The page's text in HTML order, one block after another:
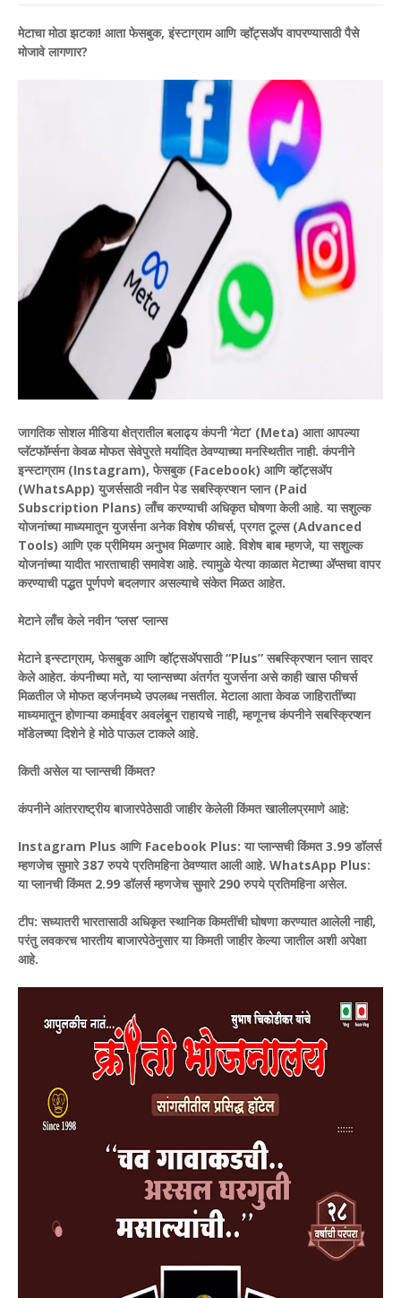
मेटाचा मोठा झटका! आता फेसबुक, इंस्टाग्राम आणि व्हॉट्सॲप वापरण्यासाठी पैसे
मोजावे लागणार?
जागतिक सोशल मीडिया क्षेत्रातील बलाढ्य कंपनी ‘मेटा’ (Meta) आता आपल्या
प्लॅटफॉर्म्सना केवळ मोफत सेवेपुरते मर्यादित ठेवण्याच्या मनस्थितीत नाही. कंपनीने
इन्स्टाग्राम (Instagram), फेसबुक (Facebook) आणि व्हॉट्सॲप
(WhatsApp) युजर्ससाठी नवीन पेड सबस्क्रिप्शन प्लान (Paid
Subscription Plans) लाँच करण्याची अधिकृत घोषणा केली आहे. या सशुल्क
योजनांच्या माध्यमातून युजर्सना अनेक विशेष फीचर्स, प्रगत टूल्स (Advanced
Tools) आणि एक प्रीमियम अनुभव मिळणार आहे. विशेष बाब म्हणजे, या सशुल्क
योजनांच्या यादीत भारताचाही समावेश आहे. त्यामुळे येत्या काळात मेटाच्या ॲप्सचा वापर
करण्याची पद्धत पूर्णपणे बदलणार असल्याचे संकेत मिळत आहेत.
मेटाने लाँच केले नवीन ‘प्लस’ प्लान्स
मेटाने इन्स्टाग्राम, फेसबुक आणि व्हॉट्सॲपसाठी “Plus” सबस्क्रिप्शन प्लान सादर
केले आहेत. कंपनीच्या मते, या प्लान्सच्या अंतर्गत युजर्सना असे काही खास फीचर्स
मिळतील जे मोफत व्हर्जनमध्ये उपलब्ध नसतील. मेटाला आता केवळ जाहिरातींच्या
माध्यमातून होणाऱ्या कमाईवर अवलंबून राहायचे नाही, म्हणूनच कंपनीने सबस्क्रिप्शन
मॉडेलच्या दिशेने हे मोठे पाऊल टाकले आहे.
किती असेल या प्लान्सची किंमत?
कंपनीने आंतरराष्ट्रीय बाजारपेठेसाठी जाहीर केलेली किंमत खालीलप्रमाणे आहे:
Instagram Plus आणि Facebook Plus: या प्लान्सची किंमत 3.99 डॉलर्स
म्हणजेच सुमारे 387 रुपये प्रतिमहिना ठेवण्यात आली आहे. WhatsApp Plus:
या प्लानची किंमत 2.99 डॉलर्स म्हणजेच सुमारे 290 रुपये प्रतिमहिना असेल.
टीप: सध्यातरी भारतासाठी अधिकृत स्थानिक किमतींची घोषणा करण्यात आलेली नाही,
परंतु लवकरच भारतीय बाजारपेठेनुसार या किमती जाहीर केल्या जातील अशी अपेक्षा
आहे.